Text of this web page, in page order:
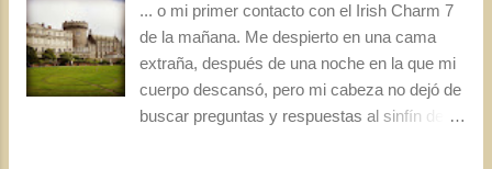
celebrado en la Sala KGB en noviembre del
año pasado). Con el nombre traducido del
festival en el que se inspira, pero con nuevo
emplazamiento, aparece por tierras vascas
el Birra Zuzenean . La ciudad elegida para
... o mi primer contacto con el Irish Charm 7
de la mañana. Me despierto en una cama
extraña, después de una noche en la que mi
cuerpo descansó, pero mi cabeza no dejó de
buscar preguntas y respuestas al sinfín de